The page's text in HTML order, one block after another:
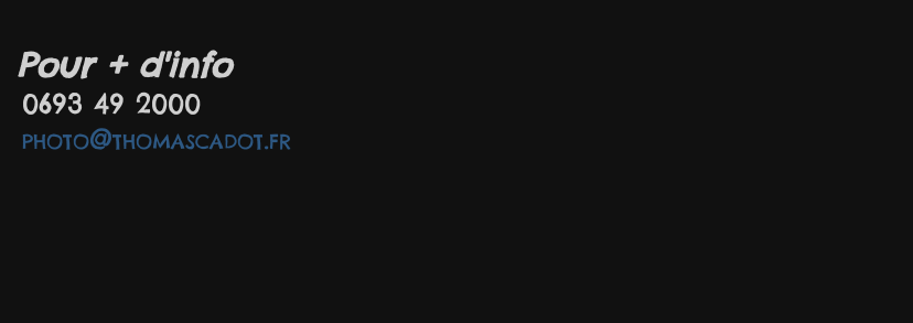
Pour + d'info
0693 49 2000
photo@thomascadot.fr